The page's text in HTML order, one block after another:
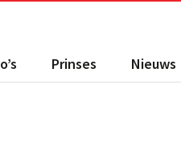
Prinses Nieuws